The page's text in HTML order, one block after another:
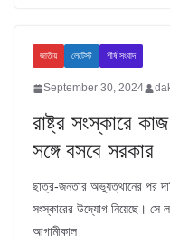
জাতীয় লেটেস্ট শীর্ষ সংবাদ
September 30, 2024
রাষ্ট্র সংস্কারে
সঙ্গে বসবে সরকার
ছাত্র-জনতার অভ্যুত্থানের পর
সংস্কারের উদ্যোগ নিয়েছে। সে
আগামীকাল